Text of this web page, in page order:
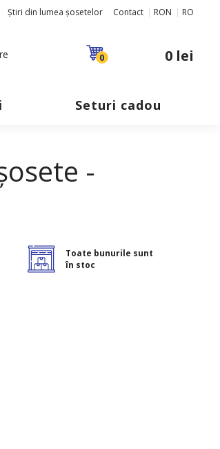
Știri din lumea șosetelor Contact RON RO
0 0 lei
Seturi cadou
-
Toate bunurile sunt
în stoc